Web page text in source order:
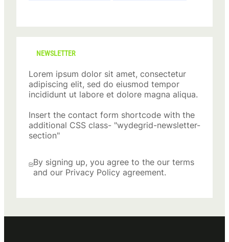
NEWSLETTER
Lorem ipsum dolor sit amet, consectetur
adipiscing elit, sed do eiusmod tempor
incididunt ut labore et dolore magna aliqua.
Insert the contact form shortcode with the
additional CSS class- "wydegrid-newsletter-
section"
By signing up, you agree to the our terms
and our Privacy Policy agreement.